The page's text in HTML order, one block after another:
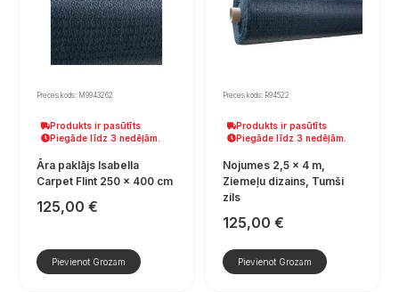
Preces kods: M9943262
Produkts ir pasūtīts
Piegāde līdz 3 nedēļām.
Āra paklājs Isabella
Carpet Flint 250 x 400 cm
125,00 €
Pievienot Grozam
Preces kods: R94522
Produkts ir pasūtīts
Piegāde līdz 3 nedēļām.
Nojumes 2,5 x 4 m,
Ziemeļu dizains, Tumši
zils
125,00 €
Pievienot Grozam